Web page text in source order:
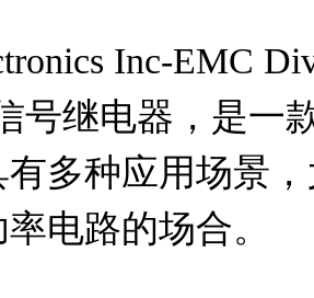
Inc-EMC
号继电器，是一
多种应用场景
电路的场合。